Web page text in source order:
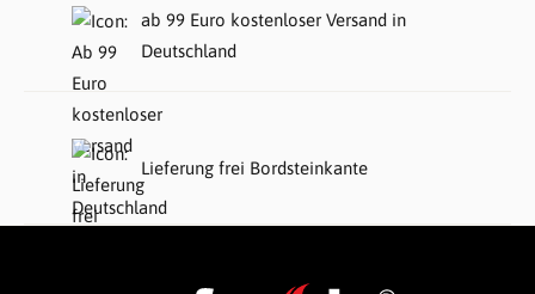
ab 99 Euro kostenloser Versand in
Deutschland
Lieferung frei Bordsteinkante